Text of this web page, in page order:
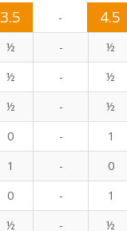
3.5 - 4.5
½ - ½
½ - ½
½ - ½
0 - 1
1 - 0
0 - 1
½ - ½